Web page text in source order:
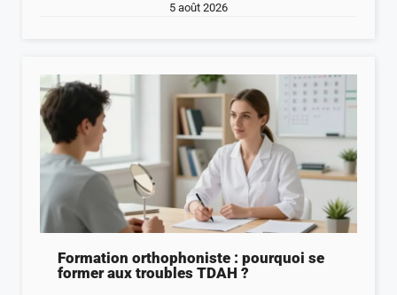
5 août 2026
Formation orthophoniste : pourquoi se
former aux troubles TDAH ?